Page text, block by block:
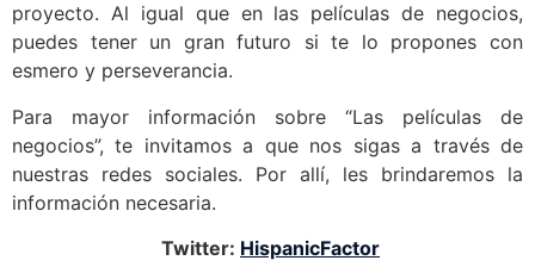
proyecto. Al igual que en las películas de negocios,
puedes tener un gran futuro si te lo propones con
esmero y perseverancia.
Para mayor información sobre “Las películas de
negocios”, te invitamos a que nos sigas a través de
nuestras redes sociales. Por allí, les brindaremos la
información necesaria.
Twitter: HispanicFactor